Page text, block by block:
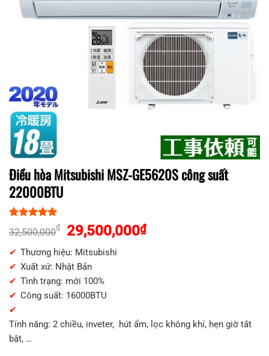
Điều hòa Mitsubishi MSZ-GE5620S công suất
22000BTU
dựa trên
32,500,000₫
Giá
gốc
là:
32,500,000₫.
29,500,000₫Giá
Thương hiệu: Mitsubishi
Xuất xứ: Nhật Bản
Tình trạng: mới 100%
Công suất: 16000BTU
Tính năng: 2 chiều, inveter, hút ẩm, lọc không khí, hẹn giờ tắt
bật, …